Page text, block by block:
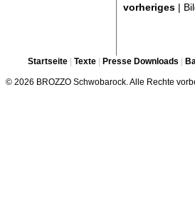
vorheriges |
Startseite| Texte| Presse Downloads
© 2026 BROZZO Schwobarock. Alle Rechte